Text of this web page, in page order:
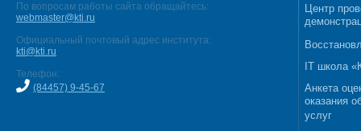
По вопросам работы сайта обращайтесь:
webmaster@kti.ru
Официальный почтовый адрес института:
kti@kti.ru
Телефон:
(84457) 9-45-67
Центр
IT школа
Анкета
оказания
услуг